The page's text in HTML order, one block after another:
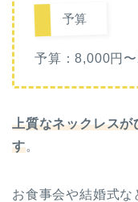
予算
予算：8,000円
上質なネックレス
す。
お食事会や結婚式